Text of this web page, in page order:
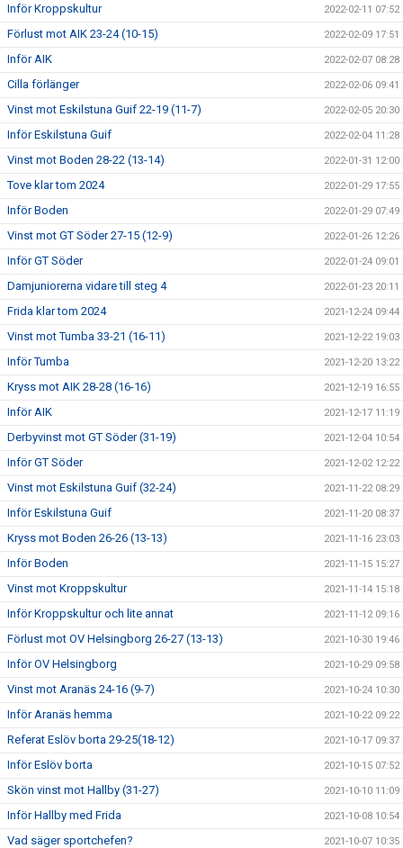
Inför Kroppskultur 2022-02-11 07:52
Förlust mot AIK 23-24 (10-15) 2022-02-09 17:51
Inför AIK 2022-02-07 08:28
Cilla förlänger 2022-02-06 09:41
Vinst mot Eskilstuna Guif 22-19 (11-7) 2022-02-05 20:30
Inför Eskilstuna Guif 2022-02-04 11:28
Vinst mot Boden 28-22 (13-14) 2022-01-31 12:00
Tove klar tom 2024 2022-01-29 17:55
Inför Boden 2022-01-29 07:49
Vinst mot GT Söder 27-15 (12-9) 2022-01-26 12:26
Inför GT Söder 2022-01-24 09:01
Damjuniorerna vidare till steg 4 2022-01-23 20:11
Frida klar tom 2024 2021-12-24 09:44
Vinst mot Tumba 33-21 (16-11) 2021-12-22 19:03
Inför Tumba 2021-12-20 13:22
Kryss mot AIK 28-28 (16-16) 2021-12-19 16:55
Inför AIK 2021-12-17 11:19
Derbyvinst mot GT Söder (31-19) 2021-12-04 10:54
Inför GT Söder 2021-12-02 12:22
Vinst mot Eskilstuna Guif (32-24) 2021-11-22 08:29
Inför Eskilstuna Guif 2021-11-20 08:37
Kryss mot Boden 26-26 (13-13) 2021-11-16 23:03
Inför Boden 2021-11-15 15:27
Vinst mot Kroppskultur 2021-11-14 15:18
Inför Kroppskultur och lite annat 2021-11-12 09:16
Förlust mot OV Helsingborg 26-27 (13-13) 2021-10-30 19:46
Inför OV Helsingborg 2021-10-29 09:58
Vinst mot Aranäs 24-16 (9-7) 2021-10-24 10:30
Inför Aranäs hemma 2021-10-22 09:22
Referat Eslöv borta 29-25(18-12) 2021-10-17 09:37
Inför Eslöv borta 2021-10-15 07:52
Skön vinst mot Hallby (31-27) 2021-10-10 11:09
Inför Hallby med Frida 2021-10-08 10:54
Vad säger sportchefen? 2021-10-07 10:35